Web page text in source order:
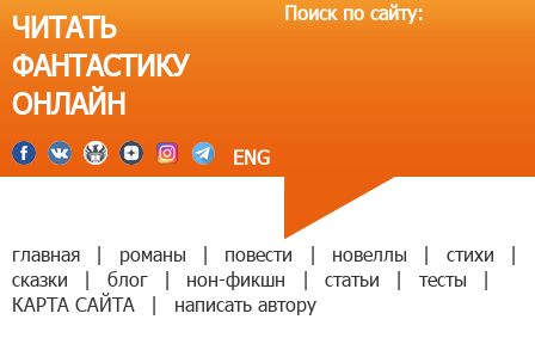
ЧИТАТЬ
ФАНТАСТИКУ
ОНЛАЙН
ENG
Поиск по сайту:
главная | романы | повести | новеллы | стихи
|
сказки
| блог | нон-фикшн | статьи | тесты
|
КАРТА САЙТА
| написать автору